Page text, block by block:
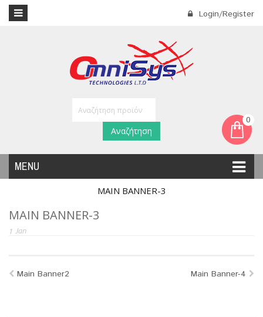
Login/Register
0
MENU
Αναζήτηση
MAIN BANNER-3
MAIN BANNER-3
1 Jan
Main Banner2 Main Banner-4